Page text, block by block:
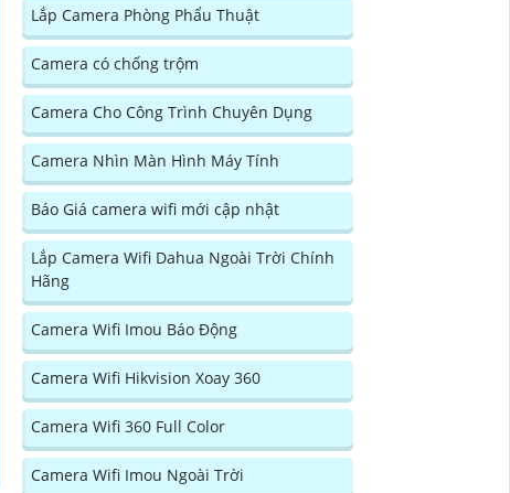
Lắp Camera Phòng Phẩu Thuật
Camera có chống trộm
Camera Cho Công Trình Chuyên Dụng
Camera Nhìn Màn Hình Máy Tính
Báo Giá camera wifi mới cập nhật
Lắp Camera Wifi Dahua Ngoài Trời Chính
Hãng
Camera Wifi Imou Báo Động
Camera Wifi Hikvision Xoay 360
Camera Wifi 360 Full Color
Camera Wifi Imou Ngoài Trời